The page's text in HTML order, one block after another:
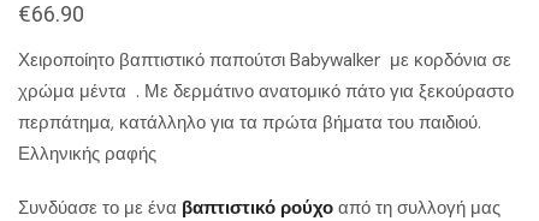
€66.90
Χειροποίητο βαπτιστικό παπούτσι Babywalker με κορδόνια σε
χρώμα μέντα . Με δερμάτινο ανατομικό πάτο για ξεκούραστο
περπάτημα, κατάλληλο για τα πρώτα βήματα του παιδιού.
Ελληνικής ραφής
Συνδύασε το με ένα βαπτιστικό ρούχο από τη συλλογή μας